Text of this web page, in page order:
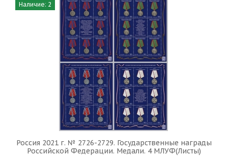
Наличие: 2
Россия 2021 г. № 2726-2729. Государственные награды
Российской Федерации. Медали. 4 МЛУФ(Листы)